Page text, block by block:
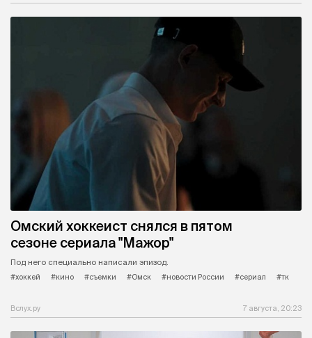
Омский хоккеист снялся в пятом
сезоне сериала "Мажор"
Под него специально написали эпизод.
#хоккей
#кино #съемки #Омск #новости России #сериал #тк
Вслух.ру 7 августа, 20:23